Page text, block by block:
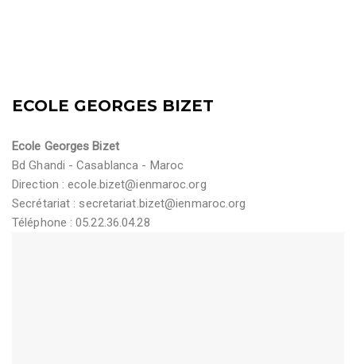
ECOLE GEORGES BIZET
Ecole Georges Bizet
Bd Ghandi - Casablanca - Maroc
Direction :ecole.bizet@ienmaroc.org
Secrétariat : secretariat.bizet@ienmaroc.org
Téléphone : 05.22.36.04.28